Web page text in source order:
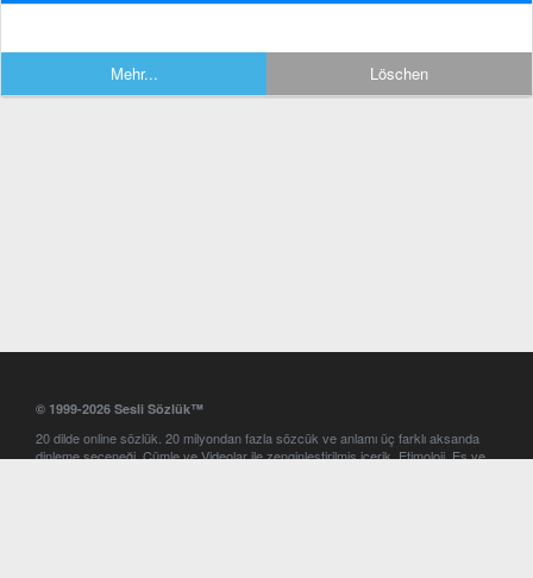
Mehr... Löschen
© 1999-2026 Sesli Sözlük™
20 dilde online sözlük. 20 milyondan fazla sözcük ve anlamı üç farklı aksanda
dinleme seçeneği. Cümle ve Videolar ile zenginleştirilmiş içerik. Etimoloji, Eş ve